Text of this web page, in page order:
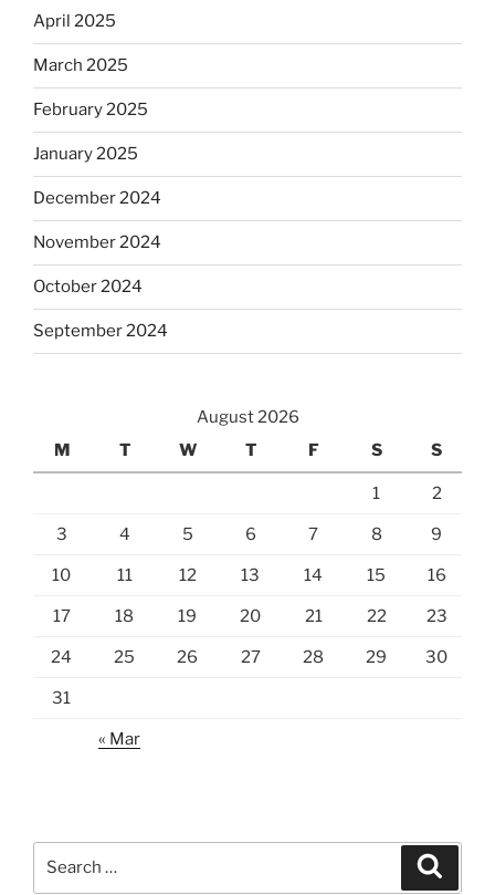
April 2025
March 2025
February 2025
January 2025
December 2024
November 2024
October 2024
September 2024
August 2026
M
T W T F S S
1 2
3 4 5 6 7 8 9
10 11 12 13 14 15 16
17 18 19 20 21 22 23
24 25 26 27 28 29 30
31
« Mar